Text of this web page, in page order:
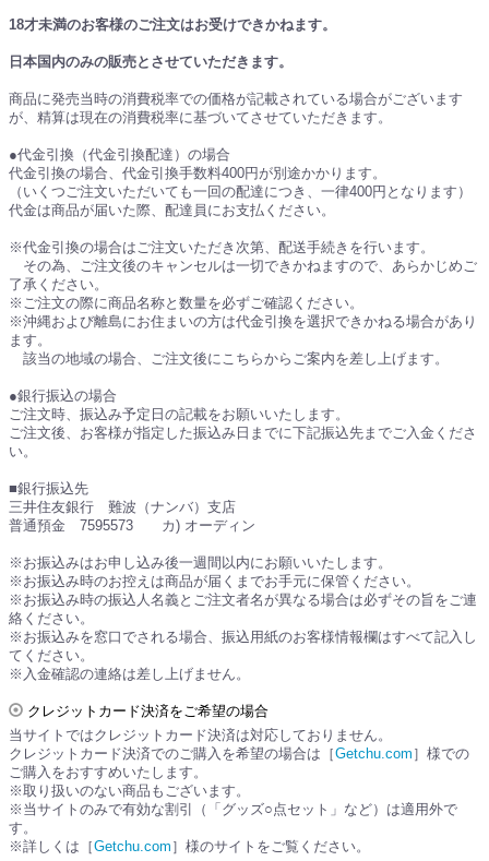
18才未満のお客様のご注文はお受けできかねます。
日本国内のみの販売とさせていただきます。
商品に発売当時の消費税率での価格が記載されている場合がございます
が、精算は現在の消費税率に基づいてさせていただきます。
●代金引換（代金引換配達）の場合
代金引換の場合、代金引換手数料400円が別途かかります。
（いくつご注文いただいても一回の配達につき、一律400円となります）
代金は商品が届いた際、配達員にお支払ください。
※代金引換の場合はご注文いただき次第、配送手続きを行います。
その為、ご注文後のキャンセルは一切できかねますので、あらかじめご
了承ください。
※ご注文の際に商品名称と数量を必ずご確認ください。
※沖縄および離島にお住まいの方は代金引換を選択できかねる場合があり
ます。
該当の地域の場合、ご注文後にこちらからご案内を差し上げます。
●銀行振込の場合
ご注文時、振込み予定日の記載をお願いいたします。
ご注文後、お客様が指定した振込み日までに下記振込先までご入金くださ
い。
■銀行振込先
三井住友銀行 難波（ナンバ）支店
普通預金 7595573 カ) オーディン
※お振込みはお申し込み後一週間以内にお願いいたします。
※お振込み時のお控えは商品が届くまでお手元に保管ください。
※お振込み時の振込人名義とご注文者名が異なる場合は必ずその旨をご連
絡ください。
※お振込みを窓口でされる場合、振込用紙のお客様情報欄はすべて記入し
てください。
※入金確認の連絡は差し上げません。
クレジットカード決済をご希望の場合
当サイトではクレジットカード決済は対応しておりません。
クレジットカード決済でのご購入を希望の場合は［Getchu.com ］様での
ご購入をおすすめいたします。
※取り扱いのない商品もございます。
※当サイトのみで有効な割引（「グッズ○点セット」など）は適用外で
す。
※詳しくは［Getchu.com ］様のサイトをご覧ください。